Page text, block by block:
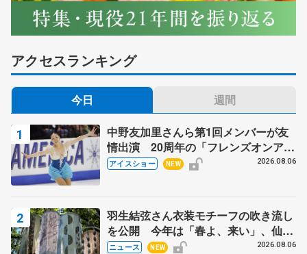
アクセスランキング
今日 週間
中野友加里さんら第1回メンバーが友
情出演 20周年の「フレンズオンアイ
ス」 宮本賢二さん、有川梨絵さん、
アイスショー NEW 2026.08.06
羽生結弦さん衣装モチーフの吹き流し
を公開 今年は「春よ、来い」、仙台
の瑞鳳殿
ニュース NEW 2026.08.06